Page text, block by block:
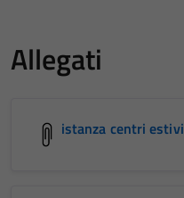
Allegati
istanza centri estivi